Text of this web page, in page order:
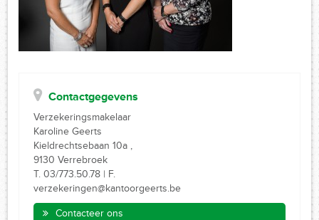
Contactgegevens
Verzekeringsmakelaar
Karoline Geerts
Kieldrechtsebaan 10a ,
9130 Verrebroek
T. 03/773.50.78 | F.
verzekeringen@kantoorgeerts.be
Contacteer ons